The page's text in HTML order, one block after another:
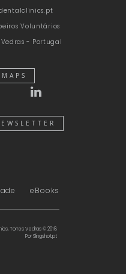
Voluntários
Vedras - Portugal
eBooks
Torres Vedras © 2018
PorSlingshot.pt